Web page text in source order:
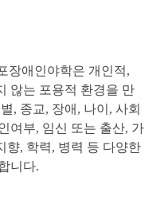
장애인야학은 개인적,
않는 포용적 환경을 만
, 종교, 장애, 나이, 사회
여부, 임신 또는 출산, 가
향, 학력, 병력 등 다양한
니다.